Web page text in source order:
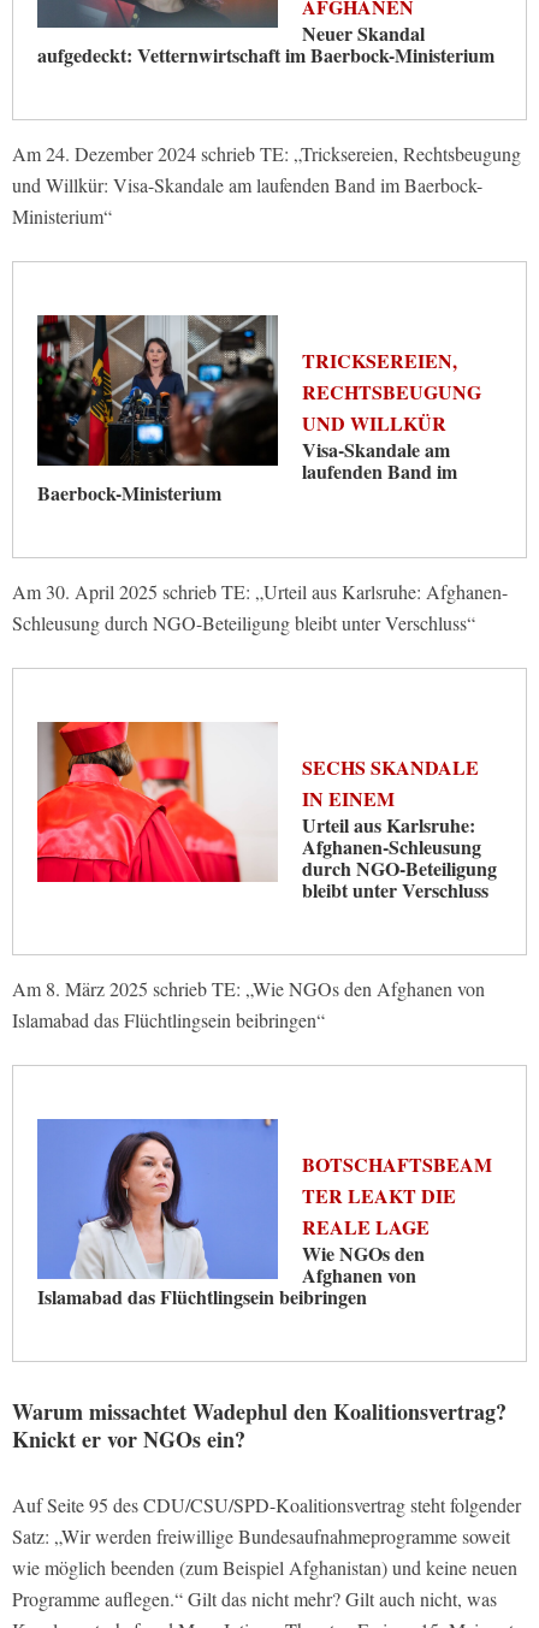
AFGHANEN
Neuer Skandal
aufgedeckt: Vetternwirtschaft im Baerbock-Ministerium
Am 24. Dezember 2024 schrieb TE: „Tricksereien, Rechtsbeugung
und Willkür: Visa-Skandale am laufenden Band im Baerbock-
Ministerium“
TRICKSEREIEN,
RECHTSBEUGUNG
UND WILLKÜR
Visa-Skandale am
laufenden Band im
Baerbock-Ministerium
Am 30. April 2025 schrieb TE: „Urteil aus Karlsruhe: Afghanen-
Schleusung durch NGO-Beteiligung bleibt unter Verschluss“
SECHS SKANDALE
IN EINEM
Urteil aus Karlsruhe:
Afghanen-Schleusung
durch NGO-Beteiligung
bleibt unter Verschluss
Am 8. März 2025 schrieb TE: „Wie NGOs den Afghanen von
Islamabad das Flüchtlingsein beibringen“
BOTSCHAFTSBEAM
TER LEAKT DIE
REALE LAGE
Wie NGOs den
Afghanen von
Islamabad das Flüchtlingsein beibringen
Warum missachtet Wadephul den Koalitionsvertrag?
Knickt er vor NGOs ein?
Auf Seite 95 des CDU/CSU/SPD-Koalitionsvertrag steht folgender
Satz: „Wir werden freiwillige Bundesaufnahmeprogramme soweit
wie möglich beenden (zum Beispiel Afghanistan) und keine neuen
Programme auflegen.“ Gilt das nicht mehr? Gilt auch nicht, was